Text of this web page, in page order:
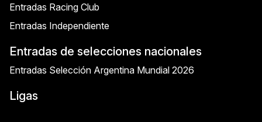
Entradas Racing Club
Entradas Independiente
Entradas de selecciones nacionales
Entradas Selección Argentina Mundial 2026
Ligas